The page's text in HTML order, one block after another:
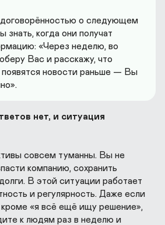
о следующем
когда они получат
«Через неделю, во
Вас и расскажу, что
новости раньше — Вы
нет, и ситуация
совсем туманны. Вы не
компанию, сохранить
В этой ситуации работает
и регулярность. Даже если
кроме «я всё ещё ищу решение»,
к людям раз в неделю и